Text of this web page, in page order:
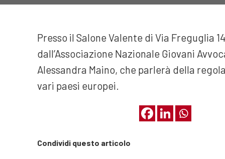
Presso il Salone Valente di Via Freguglia
dall’Associazione Nazionale Giovani
Alessandra Maino, che parlerà della
vari paesi europei.
Condividi questo articolo